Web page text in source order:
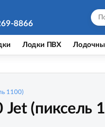
8866
Лодки ПВХ
1100)
(пиксель